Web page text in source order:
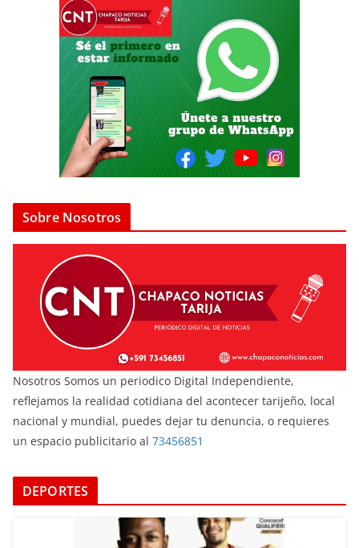
Sobre Nosotros
Nosotros Somos un periodico Digital Independiente,
reflejamos la realidad cotidiana del acontecer tarijeño, local
nacional y mundial, puedes dejar tu denuncia, o requieres
un espacio publicitario al 73456851
DEPORTES